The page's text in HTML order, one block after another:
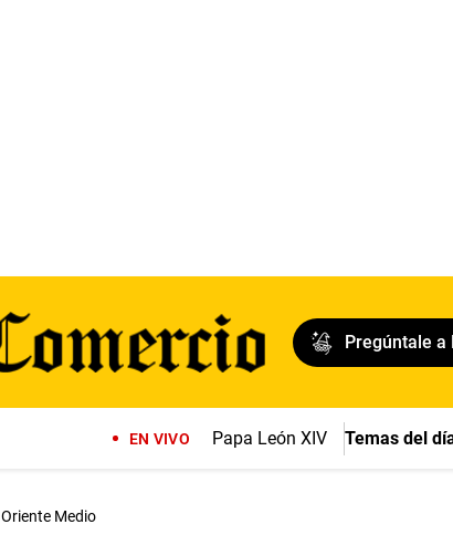
Pregúntale a
EN VIVO Papa León XIV Temas del
Oriente Medio